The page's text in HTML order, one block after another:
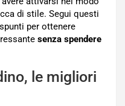
di stile. Segui questi
per ottenere
senza spendere
le migliori